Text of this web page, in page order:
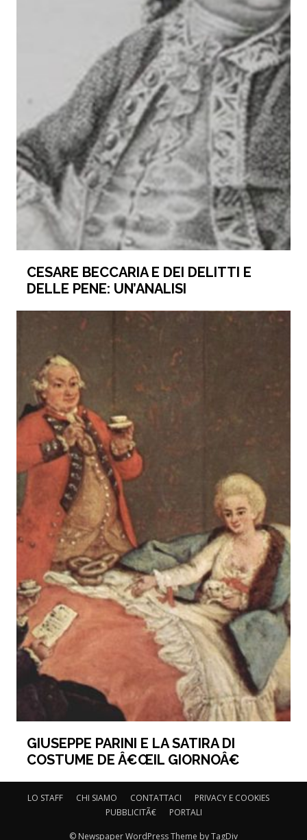
CESARE BECCARIA E DEI DELITTI E
DELLE PENE: UN’ANALISI
GIUSEPPE PARINI E LA SATIRA DI
COSTUME DE Â€ŒIL GIORNOÂ€
LO STAFF CHI SIAMO CONTATTACI
PRIVACY E COOKIES
PUBBLICITÃ€
PORTALI
© Newspaper WordPress Theme by TagDiv